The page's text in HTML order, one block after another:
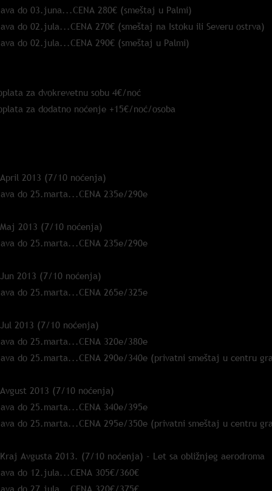
do 03.juna...CENA 280€ (smeštaj u Palmi)
do 02.jula...CENA 270€ (smeštaj na Istoku ili Severu ostrva)
do 02.jula...CENA 290€ (smeštaj u Palmi)
za dvokrevetnu sobu 4€/noć
za dodatno noćenje +15€/noć/osoba
2013 (7/10 noćenja)
do 25.marta...CENA 235e/290e
2013 (7/10 noćenja)
do 25.marta...CENA 235e/290e
2013 (7/10 noćenja)
do 25.marta...CENA 265e/325e
2013 (7/10 noćenja)
do 25.marta...CENA 320e/380e
do 25.marta...CENA 290e/340e (privatni smeštaj u centru
2013 (7/10 noćenja)
do 25.marta...CENA 340e/395e
do 25.marta...CENA 295e/350e (privatni smeštaj u centru
Avgusta 2013. (7/10 noćenja) - Let sa obližnjeg aerodroma
do 12.jula...CENA 305€/360€
do 27.jula...CENA 320€/375€